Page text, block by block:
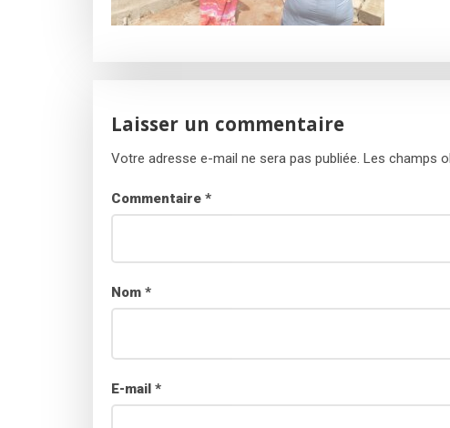
Laisser un commentaire
Votre adresse e-mail ne sera pas publiée. Les champs
Commentaire *
Nom *
E-mail *